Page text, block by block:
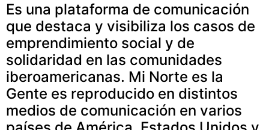
Es una plataforma de comunicación
que destaca y visibiliza los casos de
emprendimiento social y de
solidaridad en las comunidades
iberoamericanas. Mi Norte es la
Gente es reproducido en distintos
medios de comunicación en varios